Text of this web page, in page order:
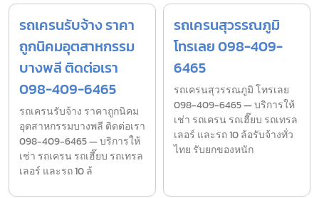
รถเครนรับจ้าง ราคา
ถูกนิคมอุตสาหกรรม
บางพลี ติดต่อเรา
098-409-6465
รถเครนรับจ้าง ราคาถูกนิคม
อุตสาหกรรมบางพลี ติดต่อเรา
098-409-6465 — บริการให้
เช่า รถเครน รถเฮี๊ยบ รถเทรล
เลอร์ และรถ 10 ล้
รถเครนสุวรรณภูมิ
โทรเลย 098-409-
6465
รถเครนสุวรรณภูมิ โทรเลย
098-409-6465 — บริการให้
เช่า รถเครน รถเฮี๊ยบ รถเทรล
เลอร์ และรถ 10 ล้อรับจ้างทั่ว
ไทย รับยกของหนัก